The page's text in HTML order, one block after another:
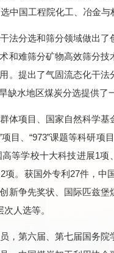
中国工程院化工、冶金与
法分选和筛分领域做出
和难筛分矿物高效筛分
。提出了气固流态化干
水地区煤炭分选提供了
体项目、国家自然科学
目、“973”课题等科研
等学校十大科技进展1
。获国外专利27件，
新争先奖状、国际匹兹
人选等。
，第六届、第七届国务